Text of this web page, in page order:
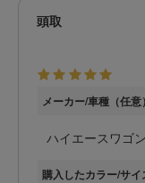
頭取
メーカー/車種（任意）
ハイエースワゴン
購入したカラー/サイ